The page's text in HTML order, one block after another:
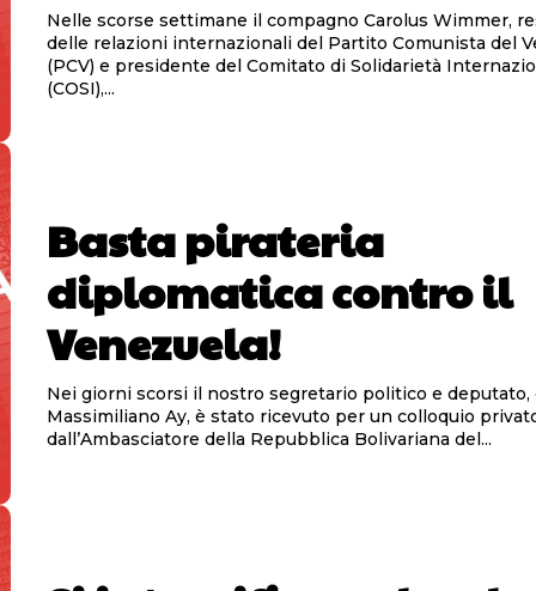
Nelle scorse settimane il compagno Carolus Wimmer,
delle relazioni internazionali del Partito Comunista del
(PCV) e presidente del Comitato di Solidarietà
(COSI),...
Basta pirateria
diplomatica contro il
Venezuela!
Nei giorni scorsi il nostro segretario politico e deputato,
Massimiliano Ay, è stato ricevuto per un colloquio
dall’Ambasciatore della Repubblica Bolivariana del...